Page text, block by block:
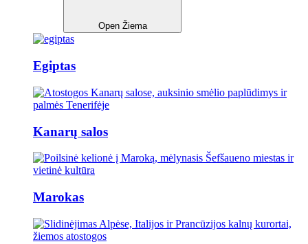
Open Žiema
Egiptas
Kanarų salos
Marokas